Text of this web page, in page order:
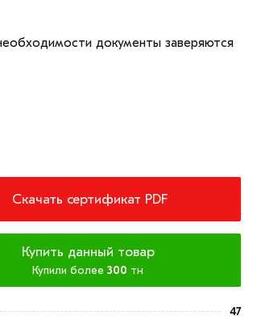
документы заверяются
Скачать сертификат PDF
Купить данный товар
Купили более300 тн
47